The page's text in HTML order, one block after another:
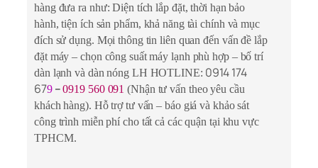
hàng đưa ra như: Diện tích lắp đặt, thời hạn bảo
hành, tiện ích sản phẩm, khả năng tài chính và mục
đích sử dụng. Mọi thông tin liên quan đến vấn đề lắp
đặt máy – chọn công suất máy lạnh phù hợp – bố trí
dàn lạnh và dàn nóng LH HOTLINE: 0914 174
679 –0919 560 091 (Nhận tư vấn theo yêu cầu
khách hàng). Hỗ trợ tư vấn – báo giá và khảo sát
công trình miễn phí cho tất cả các quận tại khu vực
TPHCM.